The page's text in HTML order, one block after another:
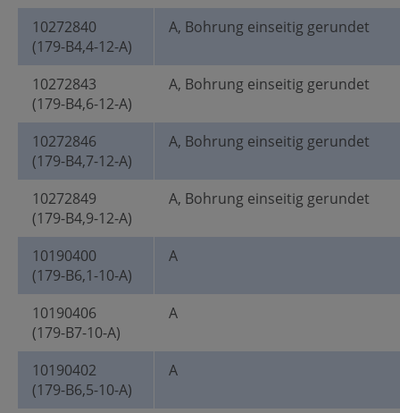
10272840
(179-B4,4-12-A)
A, Bohrung einseitig gerundet
10272843
(179-B4,6-12-A)
A, Bohrung einseitig gerundet
10272846
(179-B4,7-12-A)
A, Bohrung einseitig gerundet
10272849
(179-B4,9-12-A)
A, Bohrung einseitig gerundet
10190400
(179-B6,1-10-A)
A
10190406
(179-B7-10-A)
A
10190402
(179-B6,5-10-A)
A